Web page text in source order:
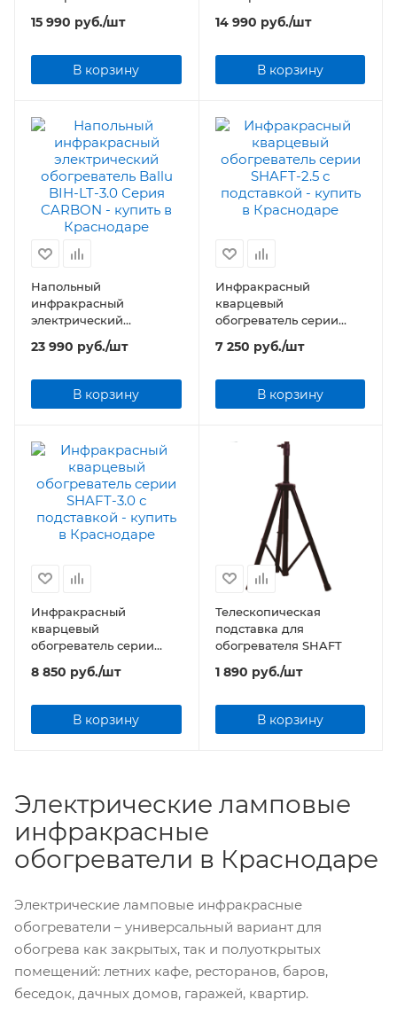
обогреватель Ballu BIH-
LL-2.1 Серия CARBON
15 990 руб./шт
В корзину
обогреватель Ballu BIH-
LL-2.1-S Серия CARBON
14 990 руб./шт
В корзину
Напольный
инфракрасный
электрический
обогреватель Ballu BIH-
LT-3.0 Серия CARBON
23 990 руб./шт
В корзину
Инфракрасный
кварцевый
обогреватель серии
SHAFT-2.5 с подставкой
7 250 руб./шт
В корзину
Инфракрасный
кварцевый
обогреватель серии
SHAFT-3.0 с подставкой
8 850 руб./шт
В корзину
Телескопическая
подставка для
обогревателя SHAFT
1 890 руб./шт
В корзину
Электрические ламповые
инфракрасные
обогреватели в Краснодаре
Электрические ламповые инфракрасные
обогреватели – универсальный вариант для
обогрева как закрытых, так и полуоткрытых
помещений: летних кафе, ресторанов, баров,
беседок, дачных домов, гаражей, квартир.